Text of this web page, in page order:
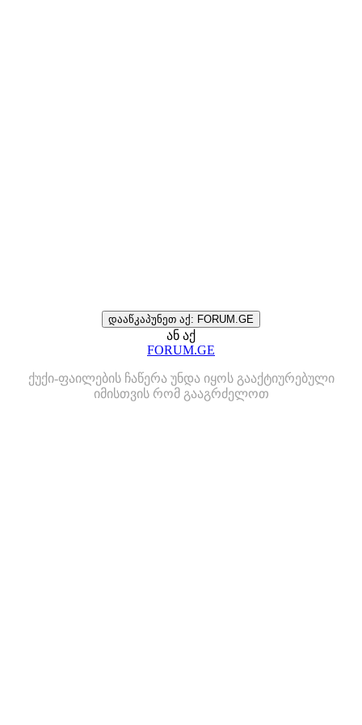
დააწკაპუნეთ აქ: FORUM.GE
ან აქ
FORUM.GE
ქუქი-ფაილების ჩაწერა უნდა იყოს გააქტიურებული
იმისთვის რომ გააგრძელოთ